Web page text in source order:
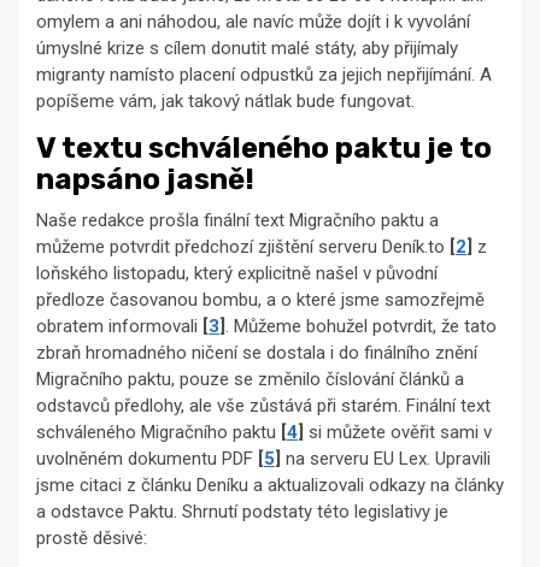
omylem a ani náhodou, ale navíc může dojít i k vyvolání
úmyslné krize s cílem donutit malé státy, aby přijímaly
migranty namísto placení odpustků za jejich nepřijímání. A
popíšeme vám, jak takový nátlak bude fungovat.
V textu schváleného paktu je to
napsáno jasně!
Naše redakce prošla finální text Migračního paktu a
můžeme potvrdit předchozí zjištění serveru Deník.to [2] z
loňského listopadu, který explicitně našel v původní
předloze časovanou bombu, a o které jsme samozřejmě
obratem informovali [3]. Můžeme bohužel potvrdit, že tato
zbraň hromadného ničení se dostala i do finálního znění
Migračního paktu, pouze se změnilo číslování článků a
odstavců předlohy, ale vše zůstává při starém. Finální text
schváleného Migračního paktu [4] si můžete ověřit sami v
uvolněném dokumentu PDF [5] na serveru EU Lex. Upravili
jsme citaci z článku Deníku a aktualizovali odkazy na články
a odstavce Paktu. Shrnutí podstaty této legislativy je
prostě děsivé: